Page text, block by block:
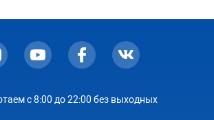
с 8:00 до 22:00 без выходных